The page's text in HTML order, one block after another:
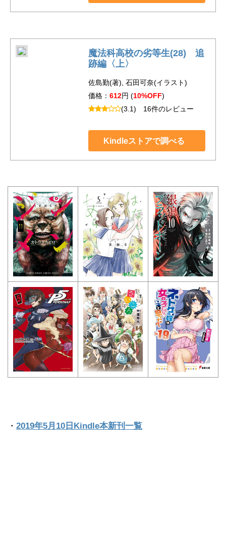
魔法科高校の劣等生(28) 追
跡編〈上〉
佐島勤(著), 石田可奈(イラスト)
価格： 612円 (10%OFF)
(3.1) 16件のレビュー
Kindleストアで調べる
・ 2019年5月10日Kindle本新刊一覧